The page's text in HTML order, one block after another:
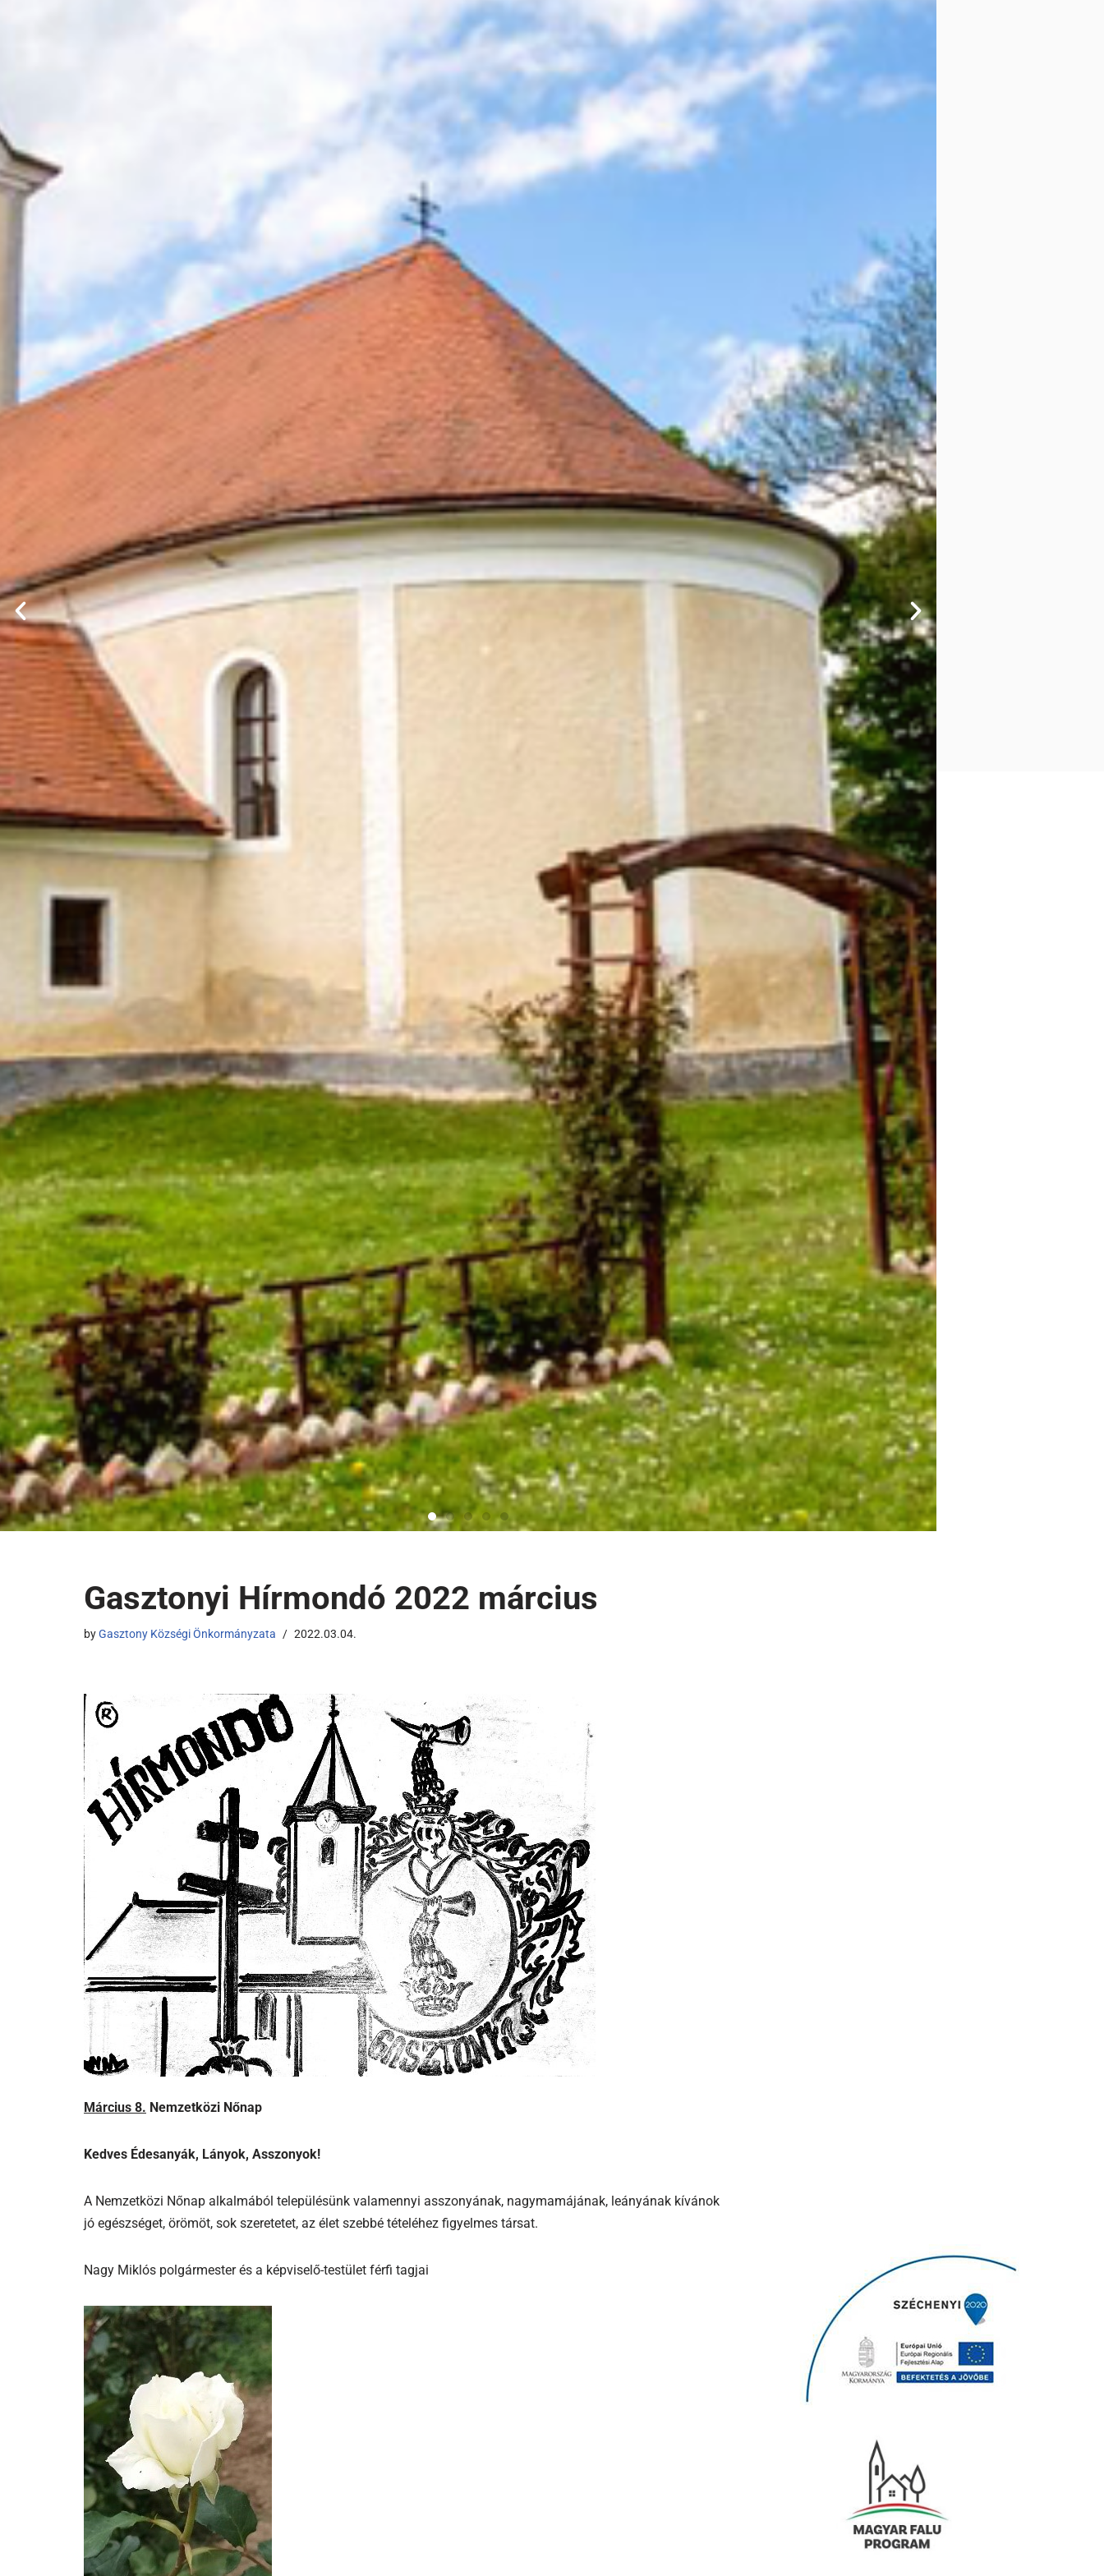
Gasztonyi Hírmondó 2022 március
byGasztony Községi Önkormányzata 2022.03.04.
Március 8. Nemzetközi Nőnap
Kedves Édesanyák, Lányok, Asszonyok!
A Nemzetközi Nőnap alkalmából településünk valamennyi asszonyának, nagymamájának, leányának kívánok
jó egészséget, örömöt, sok szeretetet, az élet szebbé tételéhez figyelmes társat.
Nagy Miklós polgármester és a képviselő-testület férfi tagjai